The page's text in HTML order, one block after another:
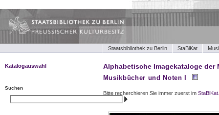
Staatsbibliothek zu Berlin StaBiKat
Katalogauswahl
Tonträger (Werke)
Suchen
Alphabetische Imagekataloge der
Musikbücher und Noten I
Bitte recherchieren Sie immer zuerst im StaBiKat.